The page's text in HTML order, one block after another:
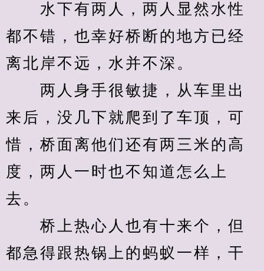
水下有两人，两人显然水性
都不错，也幸好桥断的地方已经
离北岸不远，水并不深。
两人身手很敏捷，从车里出
来后，没几下就爬到了车顶，可
惜，桥面离他们还有两三米的高
度，两人一时也不知道怎么上
去。
桥上热心人也有十来个，但
都急得跟热锅上的蚂蚁一样，干